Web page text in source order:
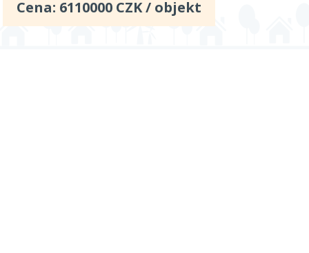
Cena: 6110000 CZK / objekt